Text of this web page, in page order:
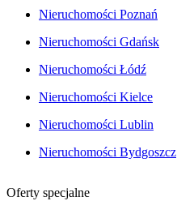
Nieruchomości Poznań
Nieruchomości Gdańsk
Nieruchomości Łódź
Nieruchomości Kielce
Nieruchomości Lublin
Nieruchomości Bydgoszcz
Oferty specjalne